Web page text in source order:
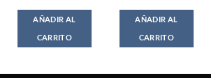
AÑADIR AL
CARRITO
AÑADIR AL
CARRITO